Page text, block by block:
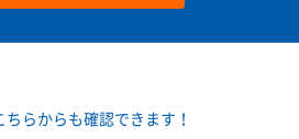
ちらからも確認できます！